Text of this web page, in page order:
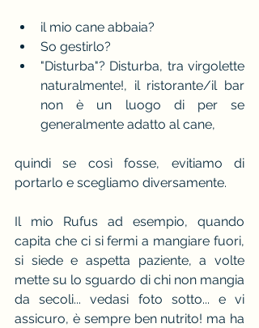
il mio cane abbaia?
So gestirlo?
"Disturba"? Disturba, tra virgolette
naturalmente!, il ristorante/il bar
non è un luogo di per se
generalmente adatto al cane,
quindi se così fosse, evitiamo di
portarlo e scegliamo diversamente.
Il mio Rufus ad esempio, quando
capita che ci si fermi a mangiare fuori,
si siede e aspetta paziente, a volte
mette su lo sguardo di chi non mangia
da secoli... vedasi foto sotto... e vi
assicuro, è sempre ben nutrito! ma ha